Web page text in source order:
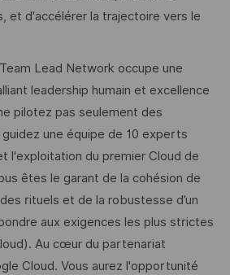
et d'accélérer la trajectoire vers le
Lead Network occupe une
leadership humain et excellence
pilotez pas seulement des
une équipe de 10 experts
l'exploitation du premier Cloud de
êtes le garant de la cohésion de
rituels et de la robustesse d’un
aux exigences les plus strictes
Au cœur du partenariat
Cloud. Vous aurez l'opportunité